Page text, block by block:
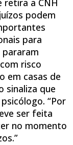
retira a CNH
podem
para
risco
em casas de
sinaliza que
“Por
ser feita
no momento